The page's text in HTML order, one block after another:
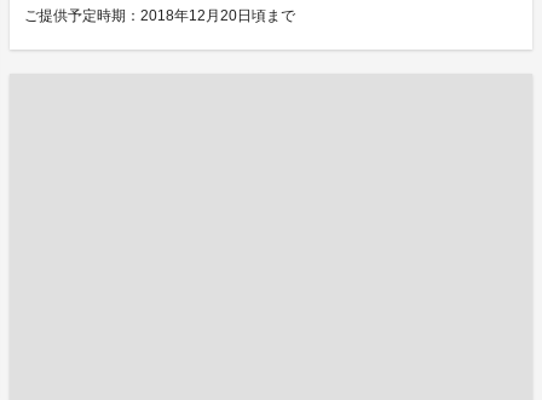
ご提供予定時期：2018年12月20日頃まで